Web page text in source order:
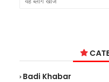
Badi Khabar